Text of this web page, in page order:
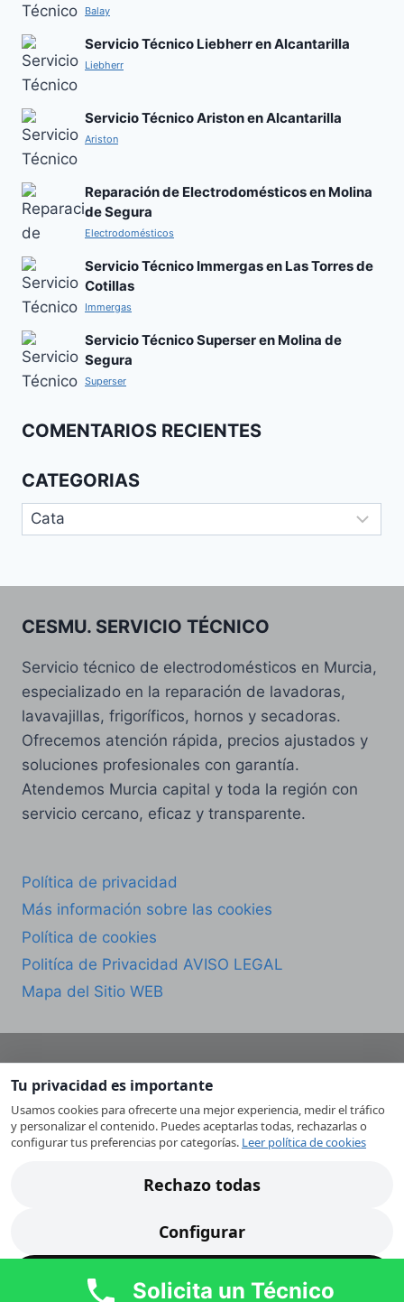
Balay
Servicio Técnico Liebherr en Alcantarilla
Liebherr
Servicio Técnico Ariston en Alcantarilla
Ariston
Reparación de Electrodomésticos en Molina
de Segura
Electrodomésticos
Servicio Técnico Immergas en Las Torres de
Cotillas
Immergas
Servicio Técnico Superser en Molina de
Segura
Superser
COMENTARIOS RECIENTES
CATEGORIAS
Categorias
CESMU. SERVICIO TÉCNICO
Servicio técnico de electrodomésticos en Murcia,
especializado en la reparación de lavadoras,
lavavajillas, frigoríficos, hornos y secadoras.
Ofrecemos atención rápida, precios ajustados y
soluciones profesionales con garantía.
Atendemos Murcia capital y toda la región con
servicio cercano, eficaz y transparente.
Política de privacidad
Más información sobre las cookies
Política de cookies
Politíca de Privacidad AVISO LEGAL
Mapa del Sitio WEB
© 2026 CESMU Servicio Técnico de
Electrodomésticos en Murcia. Todos los derechos
reservados.
somos Servicio Técnico Oficial de ninguna marca.
respectivos propietarios y se utilizan únicamente
con fines descriptivos.
Tu privacidad es importante
Usamos cookies para ofrecerte una mejor experiencia, medir el tráfico
y personalizar el contenido. Puedes aceptarlas todas, rechazarlas o
configurar tus preferencias por categorías. Leer política de cookies
Rechazo todas
Configurar
Acepto todas
Solicita un Técnico